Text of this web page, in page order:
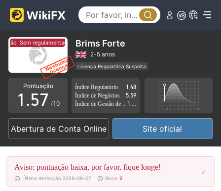
Sem regulamentação Brims Forte
2-5 anos
Licença Regulatória Suspeita
Região de negócios suspeita
Risco potencial alto
Pontuação
0
1
2
3
4
5
.
1
2
3
4
5
6
7
8
9
3
4
5
6
7
8
9
/10
Índice Regulatório
1.48
Índice de Negócios
5.59
Abertura de Conta Online Site oficial
Aviso: pontuação baixa, por favor, fique longe!
Última detecção 2026-08-07 Risco 2